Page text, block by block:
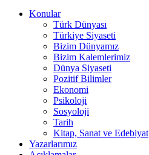
Konular
Türk Dünyası
Türkiye Siyaseti
Bizim Dünyamız
Bizim Kalemlerimiz
Dünya Siyaseti
Pozitif Bilimler
Ekonomi
Psikoloji
Sosyoloji
Tarih
Kitap, Sanat ve Edebiyat
Yazarlarımız